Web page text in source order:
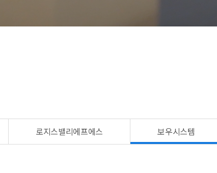
로지스밸리에프에스 보우시스템